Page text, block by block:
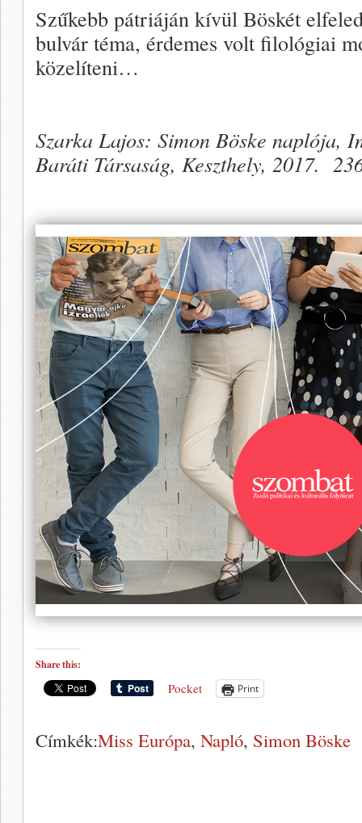
Szűkebb pátriáján kívül Böskét
bulvár téma, érdemes volt filológiai
közelíteni…
Szarka Lajos: Simon Böske naplója,
Baráti Társaság, Keszthely, 2017.
Share this:
Pocket Print
Címkék:Miss Európa, Napló, Simon Böske